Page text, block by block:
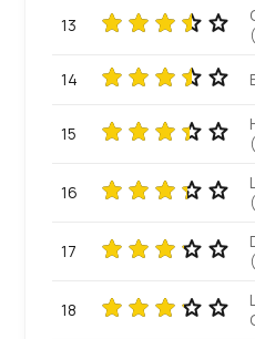
13
14
15
16
17
18